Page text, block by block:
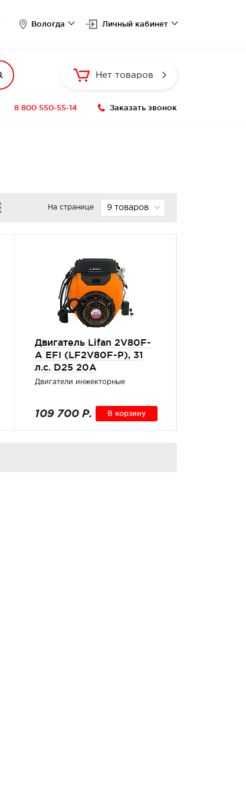
Вологда Личный кабинет
 Нет товаров
8 800 550-55-14 Заказать звонок
На странице 9 товаров
Двигатель Lifan 2V80F-
A EFI (LF2V80F-P), 31
л.с. D25 20А
Двигатели инжекторные
109 700 Р. В корзину